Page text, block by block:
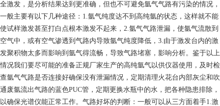
全激发，是分析结果达到更准确，但也不可避免氩气气路有污染的情况，
一般主要有以下几种途径：1.氩气纯度达不到高纯氩的状态，这样就不能
使试样激发甚至打白点根本激发不起来，2.氩气气路泄漏，使氩气流散到
空气中，或有空气渗透到气路内导致氩气纯度降低，3.由于激发台内的激
发聚积物太多而影响到氩气得流畅，导致气路堵塞，影响分析。鉴于以上
情况我们要尽可能的准备正规厂家生产的高纯氩气以供仪器使用，及时检
查氩气气路是否连接好确保没有泄漏情况，定期清理火花台内部灰尘和吹
通废氩流出气路的蓝色PUC管，定期更换水瓶中的水，把各种隐患排除，
以确保光谱仪能正常工作。气路好坏的判断：一般可以从三方面着手1.激